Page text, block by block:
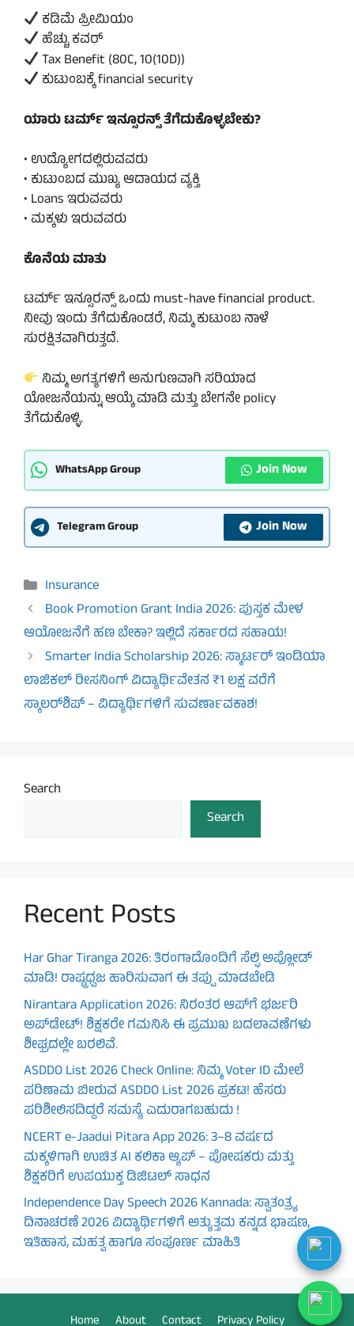
ಕಡಿಮೆ ಪ್ರೀಮಿಯಂ
ಹೆಚ್ಚು ಕವರ್
Tax Benefit (80C, 10(10D))
ಕುಟುಂಬಕ್ಕೆ financial security
ಯಾರು ಟರ್ಮ್ ಇನ್ಸೂರನ್ಸ್ ತೆಗೆದುಕೊಳ್ಳಬೇಕು?
• ಉದ್ಯೋಗದಲ್ಲಿರುವವರು
• ಕುಟುಂಬದ ಮುಖ್ಯ ಆದಾಯದ ವ್ಯಕ್ತಿ
• Loans ಇರುವವರು
• ಮಕ್ಕಳು ಇರುವವರು
ಕೊನೆಯ ಮಾತು
ಟರ್ಮ್ ಇನ್ಸೂರನ್ಸ್ ಒಂದು must-have financial product.
ನೀವು ಇಂದು ತೆಗೆದುಕೊಂಡರೆ, ನಿಮ್ಮ ಕುಟುಂಬ ನಾಳೆ
ಸುರಕ್ಷಿತವಾಗಿರುತ್ತದೆ.
ನಿಮ್ಮ ಅಗತ್ಯಗಳಿಗೆ ಅನುಗುಣವಾಗಿ ಸರಿಯಾದ
ಯೋಜನೆಯನ್ನು ಆಯ್ಕೆ ಮಾಡಿ ಮತ್ತು ಬೇಗನೇ policy
ತೆಗೆದುಕೊಳ್ಳಿ.
WhatsApp Group Join Now
Telegram Group Join Now
Categories
Insurance
Book Promotion Grant India 2026: ಪುಸ್ತಕ ಮೇಳ
ಆಯೋಜನೆಗೆ ಹಣ ಬೇಕಾ? ಇಲ್ಲಿದೆ ಸರ್ಕಾರದ ಸಹಾಯ!
Smarter India Scholarship 2026: ಸ್ಮಾರ್ಟರ್ ಇಂಡಿಯಾ
ಲಾಜಿಕಲ್ ರೀಸನಿಂಗ್ ವಿದ್ಯಾರ್ಥಿವೇತನ ₹1 ಲಕ್ಷ ವರೆಗೆ
ಸ್ಕಾಲರ್‌ಶಿಪ್ – ವಿದ್ಯಾರ್ಥಿಗಳಿಗೆ ಸುವರ್ಣಾವಕಾಶ!
Search
Search
Recent Posts
Har Ghar Tiranga 2026: ತಿರಂಗಾದೊಂದಿಗೆ ಸೆಲ್ಫಿ ಅಪ್ಲೋಡ್
ಮಾಡಿ! ರಾಷ್ಟ್ರಧ್ವಜ ಹಾರಿಸುವಾಗ ಈ ತಪ್ಪು ಮಾಡಬೇಡಿ
Nirantara Application 2026: ನಿರಂತರ ಆಪ್‌ಗೆ ಭರ್ಜರಿ
ಅಪ್‌ಡೇಟ್! ಶಿಕ್ಷಕರೇ ಗಮನಿಸಿ ಈ ಪ್ರಮುಖ ಬದಲಾವಣೆಗಳು
ಶೀಘ್ರದಲ್ಲೇ ಬರಲಿವೆ.
ASDDO List 2026 Check Online: ನಿಮ್ಮ Voter ID ಮೇಲೆ
ಪರಿಣಾಮ ಬೀರುವ ASDDO List 2026 ಪ್ರಕಟ! ಹೆಸರು
ಪರಿಶೀಲಿಸದಿದ್ದರೆ ಸಮಸ್ಯೆ ಎದುರಾಗಬಹುದು !
NCERT e-Jaadui Pitara App 2026: 3–8 ವರ್ಷದ
ಮಕ್ಕಳಿಗಾಗಿ ಉಚಿತ AI ಕಲಿಕಾ ಆ್ಯಪ್ – ಪೋಷಕರು ಮತ್ತು
ಶಿಕ್ಷಕರಿಗೆ ಉಪಯುಕ್ತ ಡಿಜಿಟಲ್ ಸಾಧನ
Independence Day Speech 2026 Kannada: ಸ್ವಾತಂತ್ರ್ಯ
ದಿನಾಚರಣೆ 2026 ವಿದ್ಯಾರ್ಥಿಗಳಿಗೆ ಅತ್ಯುತ್ತಮ ಕನ್ನಡ ಭಾಷಣ,
ಇತಿಹಾಸ, ಮಹತ್ವ ಹಾಗೂ ಸಂಪೂರ್ಣ ಮಾಹಿತಿ
Home About Contact Privacy Policy